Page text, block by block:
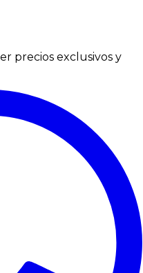
precios exclusivos y